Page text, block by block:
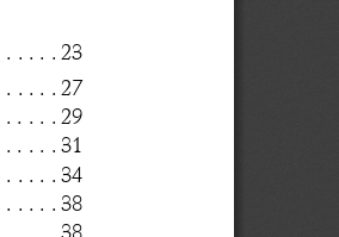
. . . . 23
. . . . 27
. . . . 29
. . . . 31
. . . . 34
. . . . 38
. . . . 38